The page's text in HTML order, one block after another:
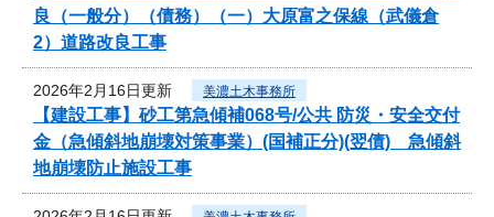
良（一般分）（債務）（一）大原富之保線（武儀倉
2）道路改良工事
2026年2月16日更新 美濃土木事務所
【建設工事】砂工第急傾補068号/公共 防災・安全交付
金（急傾斜地崩壊対策事業）(国補正分)(翌債) 急傾斜
地崩壊防止施設工事